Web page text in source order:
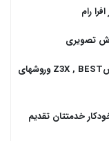
رام
تصویری
لازم به ذکراست که FRP این مدل ها توسط باکسZ3X , BEST وروشهای
خدمتتان تقدیم